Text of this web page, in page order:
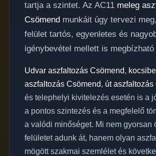
tartja a szintet. Az AC11 meleg
Csömendmunkáit úgy tervezi
felület tartós, egyenletes és
igénybevétel mellett is megbízható
Udvar aszfaltozás Csömend,
aszfaltozás Csömend, út aszfaltozás
és telephelyi kivitelezés esetén is a
a pontos szintezés és a megfelelő
a valódi minőséget. Mi nem gyorsan
felületet adunk át, hanem olyan
mögött szakmai szemlélet és